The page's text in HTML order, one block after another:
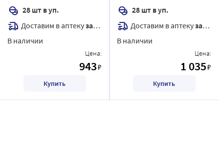
28 шт в уп.
Доставим в аптекузавтра
В наличии
Цена:
943₽
Купить
28 шт в уп.
Доставим в аптекузавтра
В наличии
Цена:
1 035₽
Купить